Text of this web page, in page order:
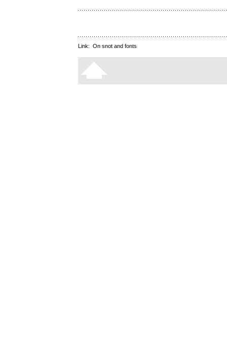
Link: On snot and fonts